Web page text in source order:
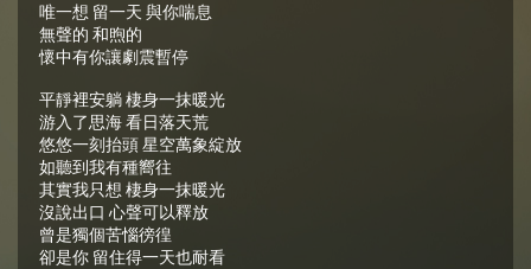
唯一想 留一天 與你喘息
無聲的 和煦的
懷中有你讓劇震暫停
平靜裡安躺 棲身一抹暖光
游入了思海 看日落天荒
悠悠一刻抬頭 星空萬象綻放
如聽到我有種嚮往
其實我只想 棲身一抹暖光
沒說出口 心聲可以釋放
曾是獨個苦惱徬徨
卻是你 留住得一天也耐看